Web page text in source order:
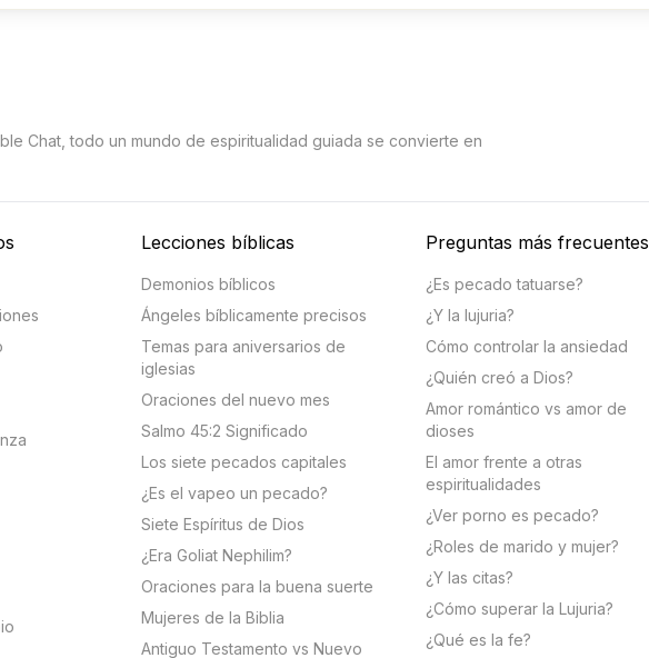
Chat, todo un mundo de espiritualidad guiada se convierte en
Lecciones bíblicas
Demonios bíblicos
Ángeles bíblicamente precisos
Temas para aniversarios de
iglesias
Oraciones del nuevo mes
Salmo 45:2 Significado
Los siete pecados capitales
¿Es el vapeo un pecado?
Siete Espíritus de Dios
¿Era Goliat Nephilim?
Oraciones para la buena suerte
Mujeres de la Biblia
Antiguo Testamento vs Nuevo
Preguntas más frecuentes
¿Es pecado tatuarse?
¿Y la lujuria?
Cómo controlar la ansiedad
¿Quién creó a Dios?
Amor romántico vs amor de
dioses
El amor frente a otras
espiritualidades
¿Ver porno es pecado?
¿Roles de marido y mujer?
¿Y las citas?
¿Cómo superar la Lujuria?
¿Qué es la fe?